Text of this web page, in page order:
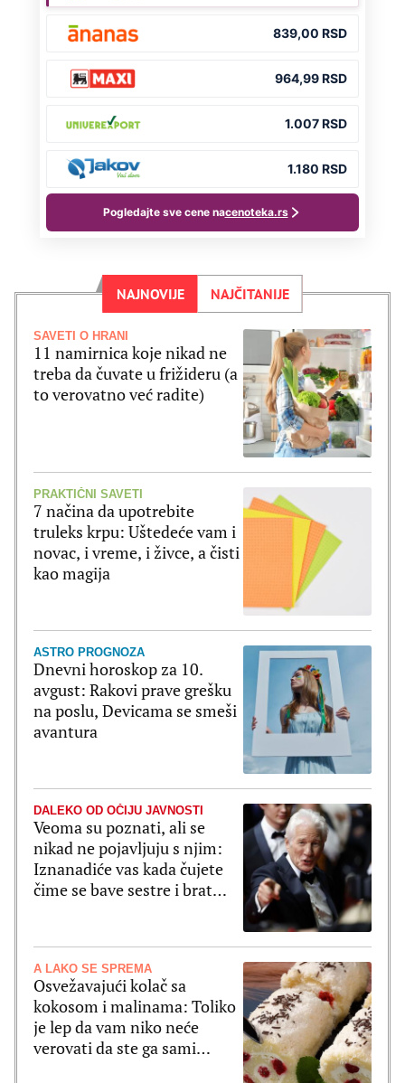
NAJNOVIJE NAJČITANIJE
SAVETI O HRANI
11 namirnica koje nikad ne
treba da čuvate u frižideru (a
to verovatno već radite)
PRAKTIČNI SAVETI
7 načina da upotrebite
truleks krpu: Uštedeće vam i
novac, i vreme, i živce, a čisti
kao magija
ASTRO PROGNOZA
Dnevni horoskop za 10.
avgust: Rakovi prave grešku
na poslu, Devicama se smeši
avantura
DALEKO OD OČIJU JAVNOSTI
Veoma su poznati, ali se
nikad ne pojavljuju s njim:
Iznanadiće vas kada čujete
čime se bave sestre i brat
A LAKO SE SPREMA
Osvežavajući kolač sa
kokosom i malinama: Toliko
je lep da vam niko neće
verovati da ste ga sami